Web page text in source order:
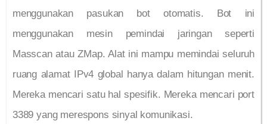
menggunakan pasukan bot otomatis. Bot ini
menggunakan mesin pemindai jaringan seperti
Masscan atau ZMap. Alat ini mampu memindai seluruh
ruang alamat IPv4 global hanya dalam hitungan menit.
Mereka mencari satu hal spesifik. Mereka mencari port
3389 yang merespons sinyal komunikasi.